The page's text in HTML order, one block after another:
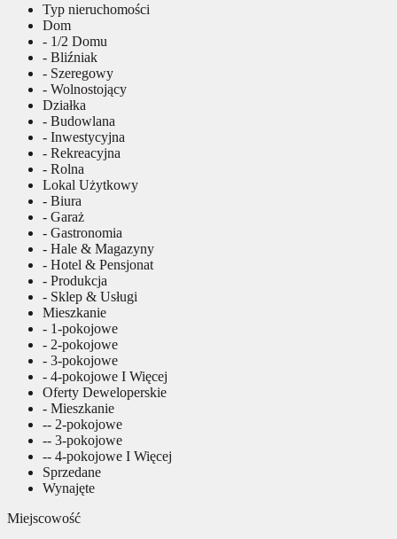
Typ nieruchomości
Dom
- 1/2 Domu
- Bliźniak
- Szeregowy
- Wolnostojący
Działka
- Budowlana
- Inwestycyjna
- Rekreacyjna
- Rolna
Lokal Użytkowy
- Biura
- Garaż
- Gastronomia
- Hale & Magazyny
- Hotel & Pensjonat
- Produkcja
- Sklep & Usługi
Mieszkanie
- 1-pokojowe
- 2-pokojowe
- 3-pokojowe
- 4-pokojowe I Więcej
Oferty Deweloperskie
- Mieszkanie
-- 2-pokojowe
-- 3-pokojowe
-- 4-pokojowe I Więcej
Sprzedane
Wynajęte
Miejscowość